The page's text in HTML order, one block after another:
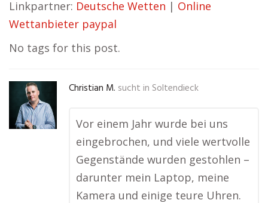
Linkpartner: Deutsche Wetten | Online
Wettanbieter paypal
No tags for this post.
Christian M. sucht in Soltendieck
Vor einem Jahr wurde bei uns
eingebrochen, und viele wertvolle
Gegenstände wurden gestohlen –
darunter mein Laptop, meine
Kamera und einige teure Uhren.